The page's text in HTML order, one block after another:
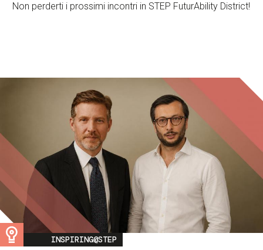
Non perderti i prossimi incontri in STEP FuturAbility District!
Image
INSPIRING@STEP